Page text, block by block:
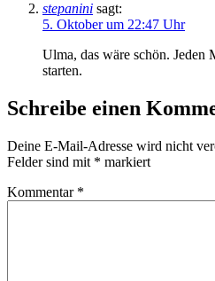
stepanini sagt:
5. Oktober um 22:47 Uhr
Ulma, das wäre schön. Jeden
starten.
Schreibe einen
Deine E-Mail-Adresse wird nicht
Felder sind mit * markiert
Kommentar *